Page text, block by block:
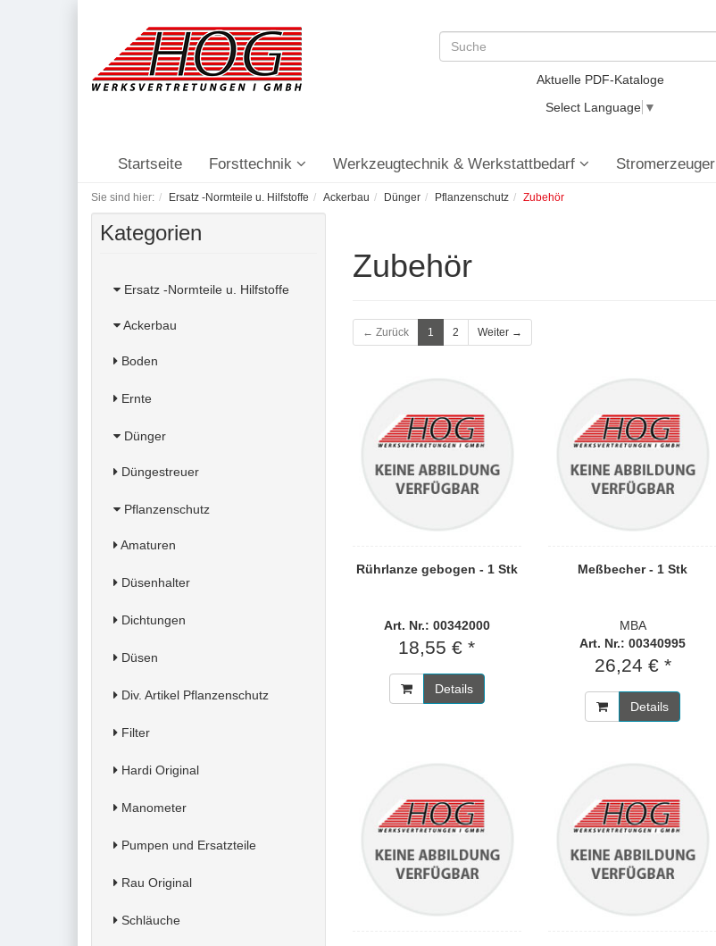
Aktuelle PDF-Kataloge
Select Language ▼
Startseite Forsttechnik Werkzeugtechnik & Werkstattbedarf Stromerzeuger
Sie sind hier: Ersatz -Normteile u. Hilfstoffe Ackerbau Dünger Pflanzenschutz Zubehör
Kategorien
Ersatz -Normteile u. Hilfstoffe
Ackerbau
Boden
Ernte
Dünger
Düngestreuer
Pflanzenschutz
Amaturen
Düsenhalter
Dichtungen
Düsen
Div. Artikel Pflanzenschutz
Filter
Hardi Original
Manometer
Pumpen und Ersatzteile
Rau Original
Schläuche
Zubehör
← Zurück 1 2 Weiter →
Rührlanze gebogen - 1 Stk
Art. Nr.: 00342000
18,55 € *
Details
Meßbecher - 1 Stk
MBA
Art. Nr.: 00340995
26,24 € *
Details